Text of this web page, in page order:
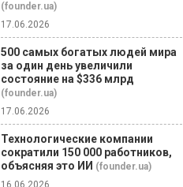
(founder.ua)
17.06.2026
500 самых богатых людей мира
за один день увеличили
состояние на $336 млрд
(founder.ua)
17.06.2026
Технологические компании
сократили 150 000 работников,
объясняя это ИИ (founder.ua)
16.06.2026